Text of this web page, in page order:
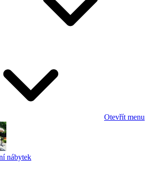
Otevřít menu
nábytek